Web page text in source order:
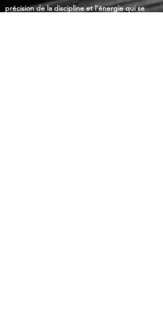
précision de la discipline et l'énergie qui se